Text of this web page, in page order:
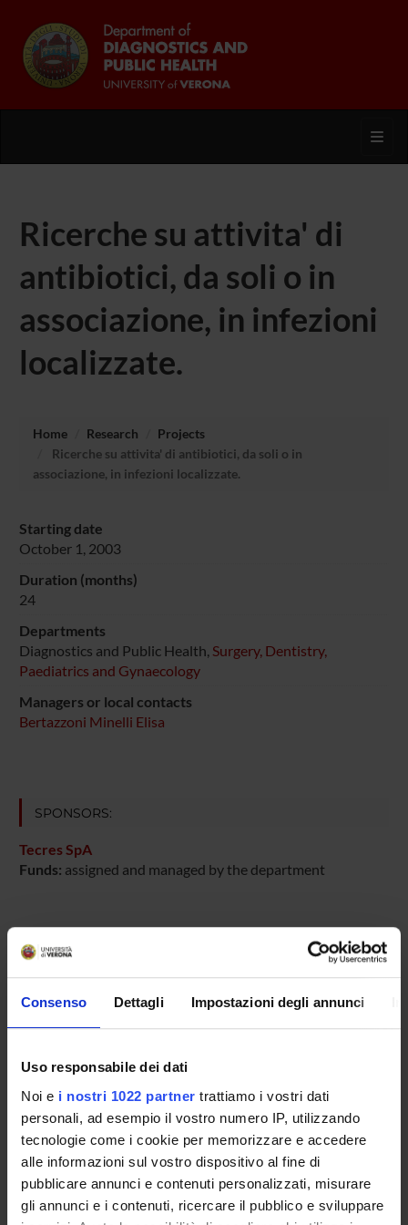
Consenso Dettagli Impostazioni degli annunci
Uso responsabile dei dati
Noi e i nostri 1022 partner trattiamo i vostri dati
personali, ad esempio il vostro numero IP, utilizzando
tecnologie come i cookie per memorizzare e accedere
alle informazioni sul vostro dispositivo al fine di
pubblicare annunci e contenuti personalizzati, misurare
gli annunci e i contenuti, ricercare il pubblico e sviluppare
Ricerche su attivita' di
antibiotici, da soli o in
associazione, in infezioni
localizzate.
Home Research
Projects
Ricerche su attivita' di antibiotici, da soli o in
associazione, in infezioni localizzate.
Starting date
October 1, 2003
Duration (months)
24
Departments
Diagnostics and Public Health, Surgery, Dentistry,
Paediatrics and Gynaecology
Managers or local contacts
Bertazzoni Minelli Elisa
SPONSORS:
Tecres SpA
Funds: assigned and managed by the department
PROJECT PARTICIPANTS
Elisa Bertazzoni Minelli
SECTIONS
Orthopedic Section Section of Pharmacology